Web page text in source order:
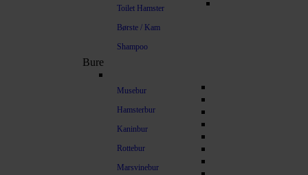
Toilet Hamster
Børste / Kam
Shampoo
Bure
Musebur
Hamsterbur
Kaninbur
Rottebur
Marsvinebur